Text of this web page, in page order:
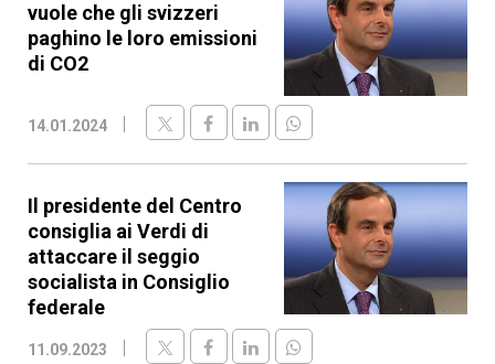
vuole che gli svizzeri
paghino le loro emissioni
di CO2
14.01.2024
Il presidente del Centro
consiglia ai Verdi di
attaccare il seggio
socialista in Consiglio
federale
11.09.2023